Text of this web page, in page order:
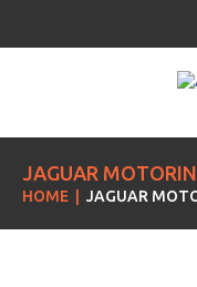
JAGUAR
HOME JAGUAR